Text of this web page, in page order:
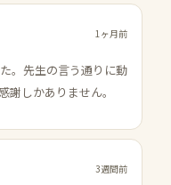
1ヶ月前
。先生の言う通りに動
謝しかありません。
3週間前